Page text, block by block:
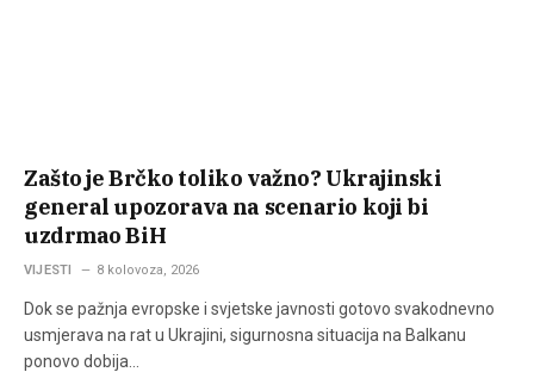
Zašto je Brčko toliko važno? Ukrajinski
general upozorava na scenario koji bi
uzdrmao BiH
VIJESTI 8 kolovoza, 2026
Dok se pažnja evropske i svjetske javnosti gotovo svakodnevno
usmjerava na rat u Ukrajini, sigurnosna situacija na Balkanu
ponovo dobija…